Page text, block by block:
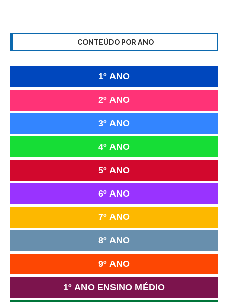
CONTEÚDO POR ANO
1º ANO
2º ANO
3º ANO
4º ANO
5º ANO
6º ANO
7º ANO
8º ANO
9º ANO
1º ANO ENSINO MÉDIO